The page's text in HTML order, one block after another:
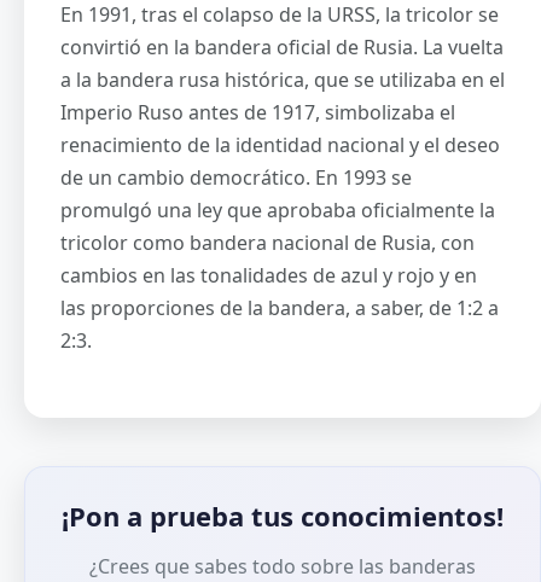
En 1991, tras el colapso de la URSS, la tricolor se
convirtió en la bandera oficial de Rusia. La vuelta
a la bandera rusa histórica, que se utilizaba en el
Imperio Ruso antes de 1917, simbolizaba el
renacimiento de la identidad nacional y el deseo
de un cambio democrático. En 1993 se
promulgó una ley que aprobaba oficialmente la
tricolor como bandera nacional de Rusia, con
cambios en las tonalidades de azul y rojo y en
las proporciones de la bandera, a saber, de 1:2 a
2:3.
¡Pon a prueba tus conocimientos!
¿Crees que sabes todo sobre las banderas